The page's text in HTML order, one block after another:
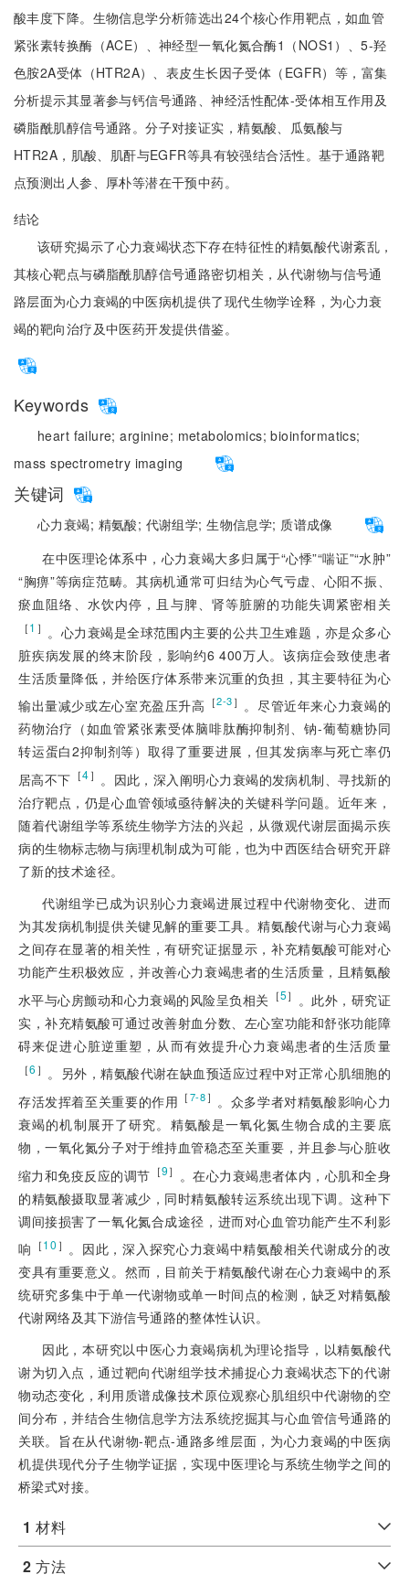
酸丰度下降。生物信息学分析筛选出24个核心作用靶点，如血管
紧张素转换酶（ACE）、神经型一氧化氮合酶1（NOS1）、5-羟
色胺2A受体（HTR2A）、表皮生长因子受体（EGFR）等，富集
分析提示其显著参与钙信号通路、神经活性配体-受体相互作用及
磷脂酰肌醇信号通路。分子对接证实，精氨酸、瓜氨酸与
HTR2A，肌酸、肌酐与EGFR等具有较强结合活性。基于通路靶
点预测出人参、厚朴等潜在干预中药。
结论
该研究揭示了心力衰竭状态下存在特征性的精氨酸代谢紊乱，
其核心靶点与磷脂酰肌醇信号通路密切相关，从代谢物与信号通
路层面为心力衰竭的中医病机提供了现代生物学诠释，为心力衰
竭的靶向治疗及中医药开发提供借鉴。
Keywords
heart failure;arginine; metabolomics;bioinformatics;
mass spectrometry imaging
关键词
心力衰竭; 精氨酸; 代谢组学;生物信息学; 质谱成像
在中医理论体系中，心力衰竭大多归属于“心悸”“喘证”“水肿”
“胸痹”等病症范畴。其病机通常可归结为心气亏虚、心阳不振、
瘀血阻络、水饮内停，且与脾、肾等脏腑的功能失调紧密相关
［1 ］ 。心力衰竭是全球范围内主要的公共卫生难题，亦是众多心
脏疾病发展的终末阶段，影响约6 400万人。该病症会致使患者
生活质量降低，并给医疗体系带来沉重的负担，其主要特征为心
输出量减少或左心室充盈压升高 ［2-3］ 。尽管近年来心力衰竭的
药物治疗（如血管紧张素受体脑啡肽酶抑制剂、钠-葡萄糖协同
转运蛋白2抑制剂等）取得了重要进展，但其发病率与死亡率仍
居高不下 ［4］ 。因此，深入阐明心力衰竭的发病机制、寻找新的
治疗靶点，仍是心血管领域亟待解决的关键科学问题。近年来，
随着代谢组学等系统生物学方法的兴起，从微观代谢层面揭示疾
病的生物标志物与病理机制成为可能，也为中西医结合研究开辟
了新的技术途径。
代谢组学已成为识别心力衰竭进展过程中代谢物变化、进而
为其发病机制提供关键见解的重要工具。精氨酸代谢与心力衰竭
之间存在显著的相关性，有研究证据显示，补充精氨酸可能对心
功能产生积极效应，并改善心力衰竭患者的生活质量，且精氨酸
水平与心房颤动和心力衰竭的风险呈负相关 ［5］
。此外，研究证
实，补充精氨酸可通过改善射血分数、左心室功能和舒张功能障
碍来促进心脏逆重塑，从而有效提升心力衰竭患者的生活质量
［6 ］ 。另外，精氨酸代谢在缺血预适应过程中对正常心肌细胞的
存活发挥着至关重要的作用 ［7-8］ 。众多学者对精氨酸影响心力
衰竭的机制展开了研究。精氨酸是一氧化氮生物合成的主要底
物，一氧化氮分子对于维持血管稳态至关重要，并且参与心脏收
缩力和免疫反应的调节 ［9］
。在心力衰竭患者体内，心肌和全身
的精氨酸摄取显著减少，同时精氨酸转运系统出现下调。这种下
调间接损害了一氧化氮合成途径，进而对心血管功能产生不利影
响 ［10 ］ 。因此，深入探究心力衰竭中精氨酸相关代谢成分的改
变具有重要意义。然而，目前关于精氨酸代谢在心力衰竭中的系
统研究多集中于单一代谢物或单一时间点的检测，缺乏对精氨酸
代谢网络及其下游信号通路的整体性认识。
因此，本研究以中医心力衰竭病机为理论指导，以精氨酸代
谢为切入点，通过靶向代谢组学技术捕捉心力衰竭状态下的代谢
物动态变化，利用质谱成像技术原位观察心肌组织中代谢物的空
间分布，并结合生物信息学方法系统挖掘其与心血管信号通路的
关联。旨在从代谢物-靶点-通路多维层面，为心力衰竭的中医病
机提供现代分子生物学证据，实现中医理论与系统生物学之间的
桥梁式对接。
1材料
2方法